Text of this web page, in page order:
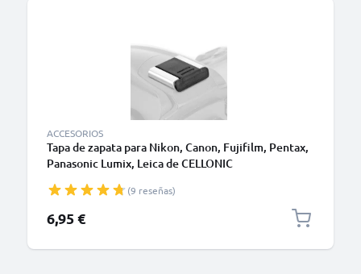
ACCESORIOS
Tapa de zapata para Nikon, Canon, Fujifilm, Pentax,
Panasonic Lumix, Leica de CELLONIC
(9 reseñas)
6,95 €